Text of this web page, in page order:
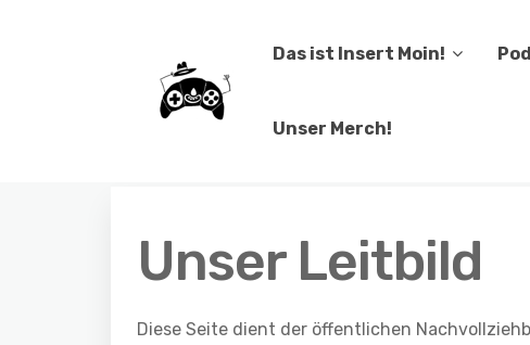
Das ist Insert Moin!
Unser Merch!
Unser Leitbild
Diese Seite dient der öffentlichen